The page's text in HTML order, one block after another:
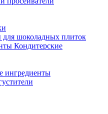
шоколадных плиток
Кондитерские
ингредиенты